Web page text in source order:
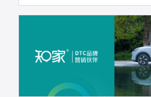
正式揭晓丨知家DTC创始
和婴童用品创新发展大会
品牌增长新路径，如何让“
超级用户运营